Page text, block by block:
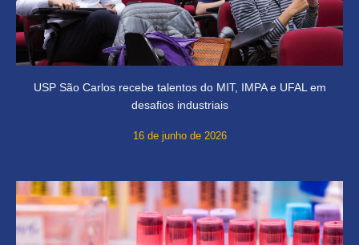
USP São Carlos recebe talentos do MIT, IMPA e UFAL em
desafios industriais
16 de junho de 2026